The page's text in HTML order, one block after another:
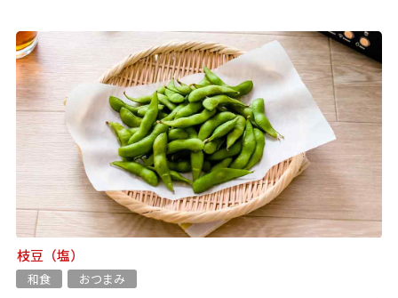
枝豆（塩）
和食 おつまみ